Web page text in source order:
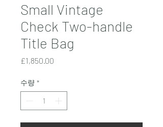
Small Vintage
Check Two-handle
Title Bag
£1,850.00
수량 *